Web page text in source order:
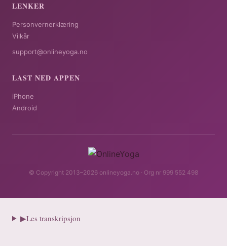
LENKER
Personvernerklæring
Vilkår
support@onlineyoga.no
LAST NED APPEN
iPhone
Android
© Copyright 2013–2026 onlineyoga.no · Org nr 999 552 498
▶Les transkripsjon